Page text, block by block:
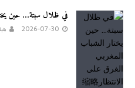
في ظلال سبتة… حين
2026-07-30